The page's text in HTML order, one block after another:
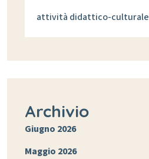
attività didattico-culturale
Archivio
Giugno 2026
Maggio 2026